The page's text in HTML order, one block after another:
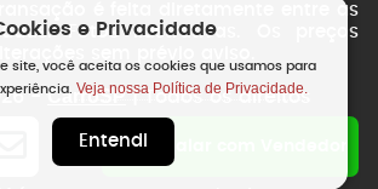
é feita diretamente entre as
Fotos ilustrativas. Os preços
sem prévio aviso.
-CarroSP| Todos os direitos
e Privacidade
site, você aceita os cookies que usamos para
Veja nossa Política de Privacidade.
Entendi